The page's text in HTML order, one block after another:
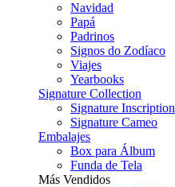
Navidad
Papá
Padrinos
Signos do Zodíaco
Viajes
Yearbooks
Signature Collection
Signature Inscription
Signature Cameo
Embalajes
Box para Álbum
Funda de Tela
Más Vendidos